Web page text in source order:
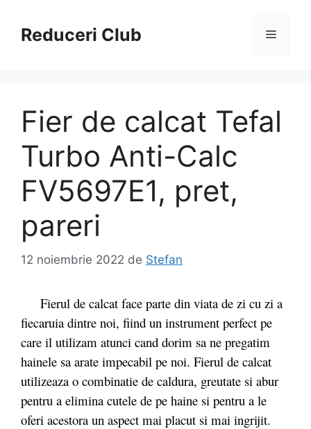
conținutReduceri Club Meniu
Fier de calcat Tefal
Turbo Anti-Calc
FV5697E1, pret,
pareri
12 noiembrie 2022 de Stefan
Fierul de calcat face parte din viata de zi cu zi a
fiecaruia dintre noi, fiind un instrument perfect pe
care il utilizam atunci cand dorim sa ne pregatim
hainele sa arate impecabil pe noi. Fierul de calcat
utilizeaza o combinatie de caldura, greutate si abur
pentru a elimina cutele de pe haine si pentru a le
oferi acestora un aspect mai placut si mai ingrijit.